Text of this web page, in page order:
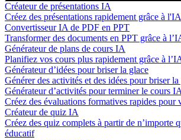
Créateur de présentations IA
Créez des présentations rapidement grâce à l'IA
Convertisseur IA de PDF en PPT
Transformer des documents en PPT grâce à
Générateur de plans de cours IA
Planifiez vos cours plus rapidement grâce à
Générateur d’idées pour briser la glace
Générer des activités et des idées pour briser la
Générateur d’activités pour terminer le cours IA
Créez des évaluations formatives rapides pour
Créateur de quiz IA
Créez des quiz complets à partir de n’importe
éducatif